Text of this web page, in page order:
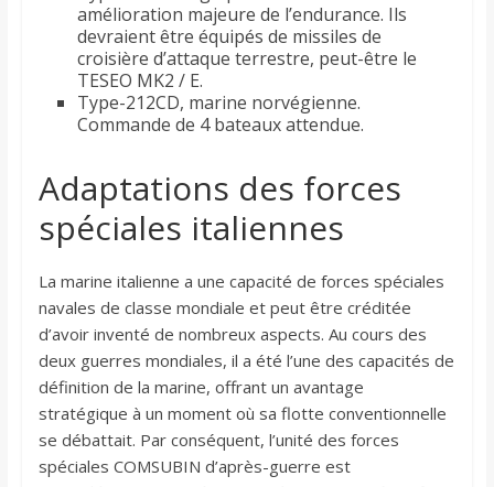
amélioration majeure de l’endurance. Ils
devraient être équipés de missiles de
croisière d’attaque terrestre, peut-être le
TESEO MK2 / E.
Type-212CD, marine norvégienne.
Commande de 4 bateaux attendue.
Adaptations des forces
spéciales italiennes
La marine italienne a une capacité de forces spéciales
navales de classe mondiale et peut être créditée
d’avoir inventé de nombreux aspects. Au cours des
deux guerres mondiales, il a été l’une des capacités de
définition de la marine, offrant un avantage
stratégique à un moment où sa flotte conventionnelle
se débattait. Par conséquent, l’unité des forces
spéciales COMSUBIN d’après-guerre est